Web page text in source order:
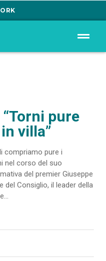
pure
villa”
compriamo pure i
nel corso del suo
del premier Giuseppe
del Consiglio, il leader della